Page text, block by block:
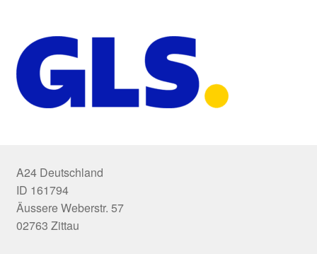
A24 Deutschland
ID 161794
Äussere Weberstr. 57
02763 Zittau